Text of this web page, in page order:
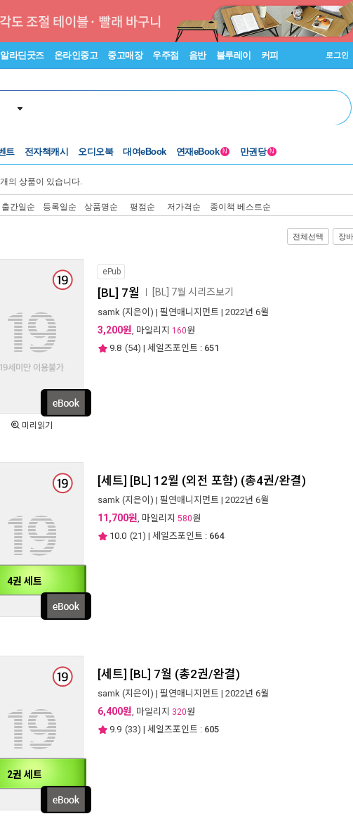
알라딘굿즈 온라인중고 중고매장 우주점 음반 블루레이 커피 로그인
트 전자책캐시 오디오북 대여eBook 연재eBook N 만권당 N
개의 상품이 있습니다.
출간일순 등록일순 상품명순 평점순 저가격순 종이책 베스트순
전체선택 장
미리읽기
ePub
[BL] 7월 [BL] 7월 시리즈보기
samk (지은이) | 필연매니지먼트 | 2022년 6월
3,200원, 마일리지 160원
9.8 (54) | 세일즈포인트 : 651
4권 세트
[세트] [BL] 12월 (외전 포함) (총4권/완결)
samk (지은이) | 필연매니지먼트 | 2022년 6월
11,700원, 마일리지 580원
10.0 (21) | 세일즈포인트 : 664
2권 세트
[세트] [BL] 7월 (총2권/완결)
samk (지은이) | 필연매니지먼트 | 2022년 6월
6,400원, 마일리지 320원
9.9 (33) | 세일즈포인트 : 605